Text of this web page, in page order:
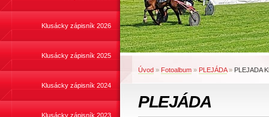
Klusácky zápisník 2026
Klusácky zápisník 2025
Klusácky zápisník 2024
Klusácky zápisník 2023
Úvod » Fotoalbum » PLEJÁDA» PLEJADA
PLEJÁDA